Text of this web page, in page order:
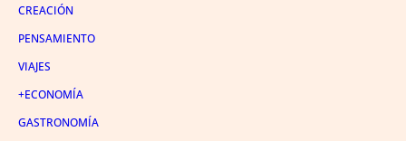
CREACIÓN
PENSAMIENTO
VIAJES
+ECONOMÍA
GASTRONOMÍA